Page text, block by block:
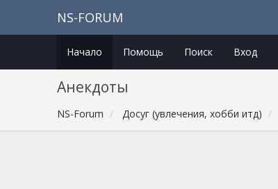
NS-FORUM
Начало Помощь Поиск Вход
Анекдоты
NS-Forum Досуг (увлечения, хобби итд)